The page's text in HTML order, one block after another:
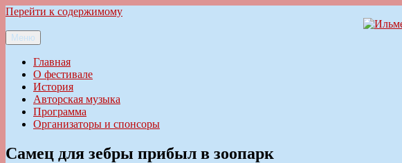
Перейти к содержимому
Ильменский фестиваль авторской песни
Меню
Главная
О фестивале
История
Авторская музыка
Программа
Организаторы и спонсоры
Самец для зебры прибыл в зоопарк